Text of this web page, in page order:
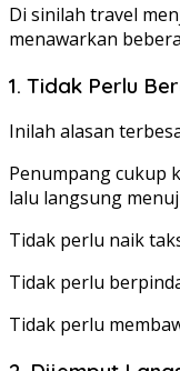
Di sinilah travel
menawarkan
1. Tidak Perlu
Inilah alasan
Penumpang cukup
lalu langsung
Tidak perlu naik
Tidak perlu
Tidak perlu